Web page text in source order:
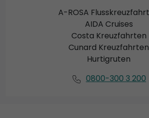
A-ROSA
AIDA Cruises
Costa Kreuzfahrten
Cunard Kreuzfahrten
Hurtigruten
0800-300 3 200